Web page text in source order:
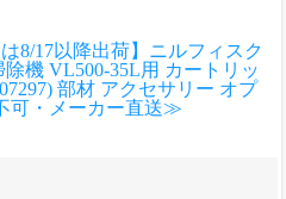
8/17以降出荷】ニルフィスク
機 VL500-35L用 カートリッ
部材 アクセサリー オプ
可・メーカー直送≫